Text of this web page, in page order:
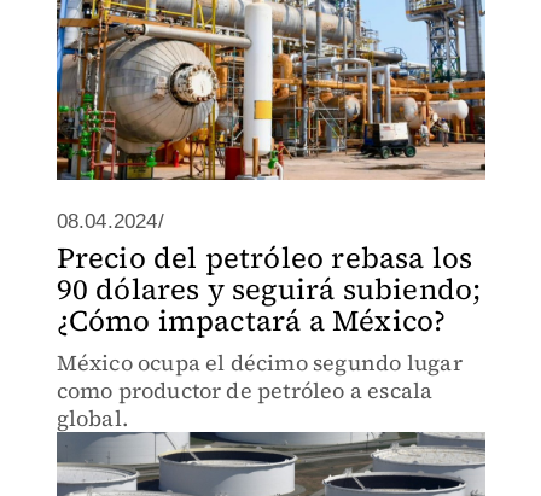
08.04.2024/
Precio del petróleo rebasa los
90 dólares y seguirá subiendo;
¿Cómo impactará a México?
México ocupa el décimo segundo lugar
como productor de petróleo a escala
global.